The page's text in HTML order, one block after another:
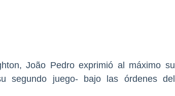
João Pedro exprimió al máximo su
segundo juego- bajo las órdenes del